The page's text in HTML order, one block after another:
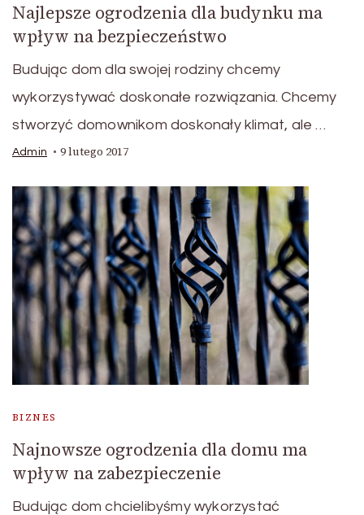
Najlepsze ogrodzenia dla budynku ma
wpływ na bezpieczeństwo
Budując dom dla swojej rodziny chcemy
wykorzystywać doskonałe rozwiązania. Chcemy
stworzyć domownikom doskonały klimat, ale …
Admin 9 lutego 2017
BIZNES
Najnowsze ogrodzenia dla domu ma
wpływ na zabezpieczenie
Budując dom chcielibyśmy wykorzystać